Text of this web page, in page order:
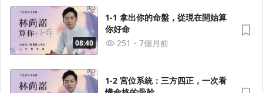
08:40
1-1 拿出你的命盤，從現在開始算
你好命
251
7個月前
1-2 宮位系統：三方四正，一次看